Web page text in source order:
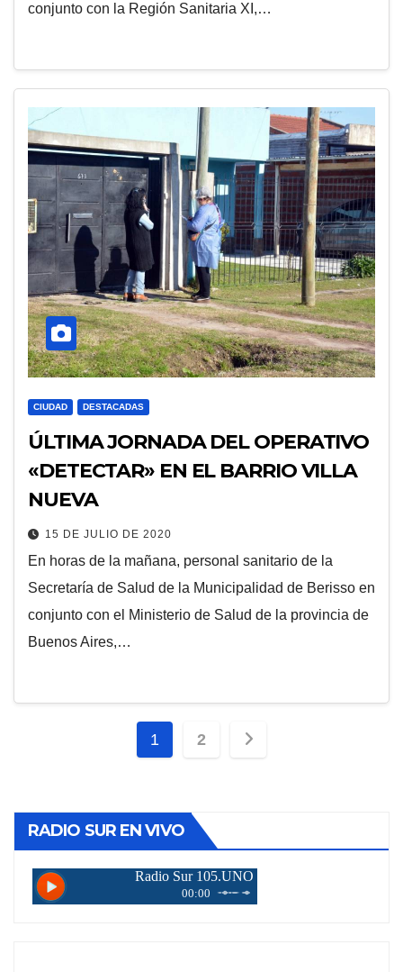
conjunto con la Región Sanitaria XI,…
CIUDAD DESTACADAS
ÚLTIMA JORNADA DEL OPERATIVO
«DETECTAR» EN EL BARRIO VILLA
NUEVA
15 DE JULIO DE 2020
En horas de la mañana, personal sanitario de la
Secretaría de Salud de la Municipalidad de Berisso en
conjunto con el Ministerio de Salud de la provincia de
Buenos Aires,…
Paginación
entradas
1 2
RADIO SUR EN VIVO